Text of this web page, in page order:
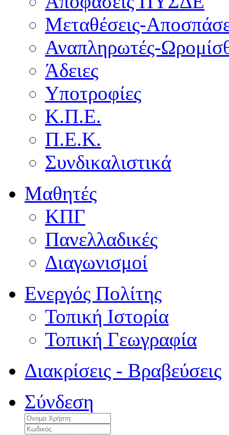
Μεταθέσεις-
Αναπληρωτές-
Άδειες
Υποτροφίες
Κ.Π.Ε.
Π.Ε.Κ.
Συνδικαλιστικά
Μαθητές
ΚΠΓ
Πανελλαδικές
Διαγωνισμοί
Ενεργός Πολίτης
Τοπική Ιστορία
Τοπική Γεωγραφία
Διακρίσεις - Βραβεύσεις
Σύνδεση